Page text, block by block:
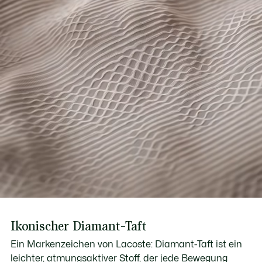
Eingearbeitete Kapuze
Gesticktes Krokodil auf der Brust
Ikonischer Diamant-Taft
Ein Markenzeichen von Lacoste: Diamant-Taft ist ein
leichter, atmungsaktiver Stoff, der jede Bewegung